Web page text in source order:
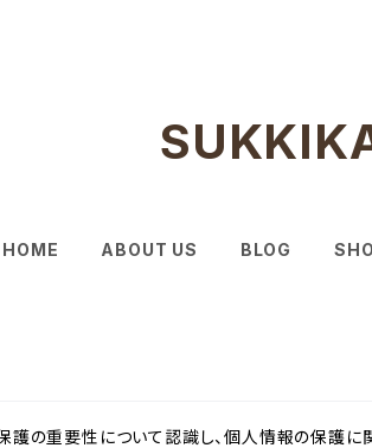
HOME ABOUT US BLOG
の重要性について認識し、個人情報の保護に